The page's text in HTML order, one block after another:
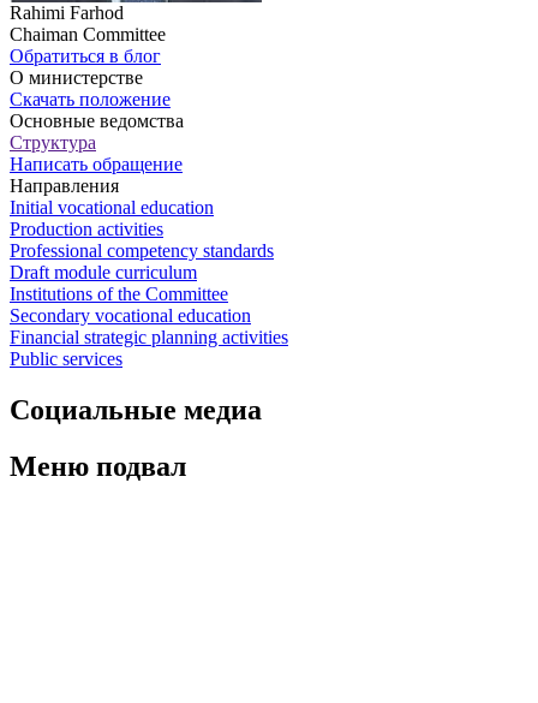
Rahimi Farhod
Chaiman Committee
Обратиться в блог
О министерстве
Скачать положение
Основные ведомства
Структура
Написать обращение
Направления
Initial vocational education
Production activities
Professional competency standards
Draft module curriculum
Institutions of the Committee
Secondary vocational education
Financial strategic planning activities
Public services
Социальные медиа
Меню подвал